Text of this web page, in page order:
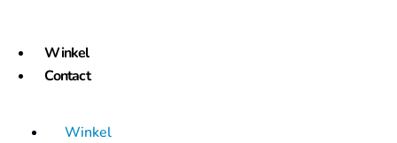
Winkel
Contact
Winkel